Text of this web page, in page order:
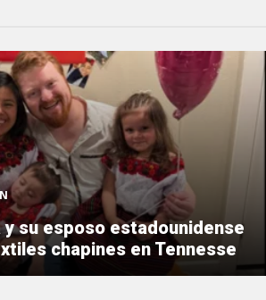
y su esposo estadounidense
chapines en Tennesse